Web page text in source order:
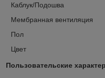
Каблук/Подошва
Мембранная вентиляция
Пол
Цвет
Пользовательские